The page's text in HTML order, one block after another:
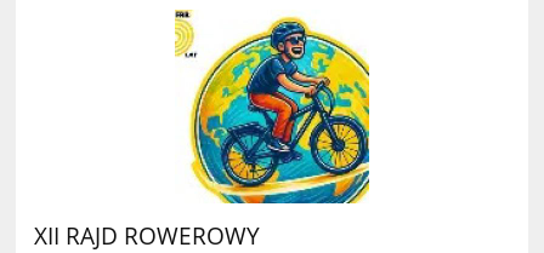
XII RAJD ROWEROWY